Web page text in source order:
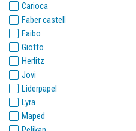
Carioca
Faber castell
Faibo
Giotto
Herlitz
Jovi
Liderpapel
Lyra
Maped